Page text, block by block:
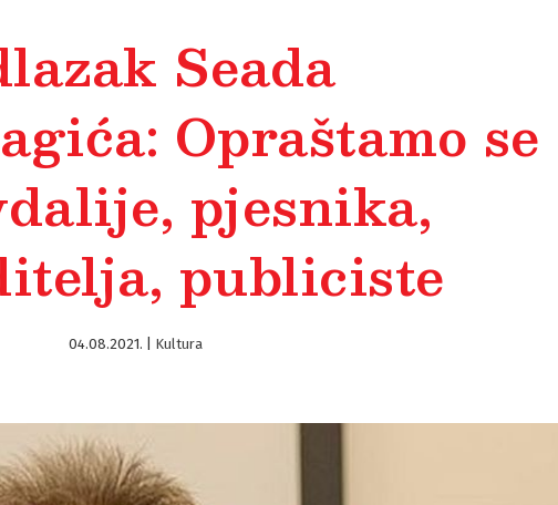
Seada
Opraštamo se
pjesnika,
publiciste
04.08.2021. Kultura